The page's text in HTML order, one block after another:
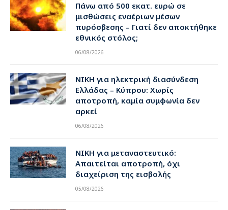
Πάνω από 500 εκατ. ευρώ σε
μισθώσεις εναέριων μέσων
πυρόσβεσης – Γιατί δεν αποκτήθηκε
εθνικός στόλος;
06/08/2026
ΝΙΚΗ για ηλεκτρική διασύνδεση
Ελλάδας – Κύπρου: Χωρίς
αποτροπή, καμία συμφωνία δεν
αρκεί
06/08/2026
ΝΙΚΗ για μεταναστευτικό:
Απαιτείται αποτροπή, όχι
διαχείριση της εισβολής
05/08/2026